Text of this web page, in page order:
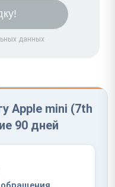
данных
Apple mini (7th
90 дней